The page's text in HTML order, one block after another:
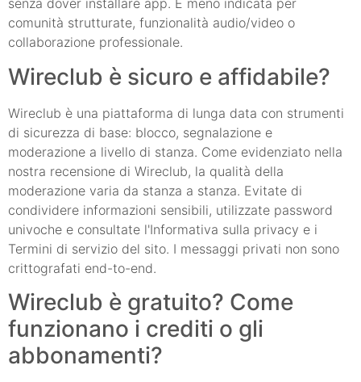
senza dover installare app. È meno indicata per
comunità strutturate, funzionalità audio/video o
collaborazione professionale.
Wireclub è sicuro e affidabile?
Wireclub è una piattaforma di lunga data con strumenti
di sicurezza di base: blocco, segnalazione e
moderazione a livello di stanza. Come evidenziato nella
nostra recensione di Wireclub, la qualità della
moderazione varia da stanza a stanza. Evitate di
condividere informazioni sensibili, utilizzate password
univoche e consultate l'Informativa sulla privacy e i
Termini di servizio del sito. I messaggi privati non sono
crittografati end-to-end.
Wireclub è gratuito? Come
funzionano i crediti o gli
abbonamenti?